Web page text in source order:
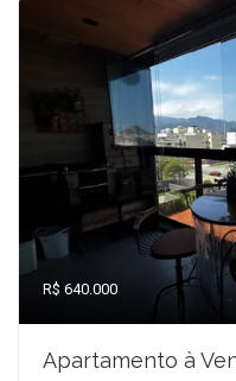
R$ 640.000
Apartamento à